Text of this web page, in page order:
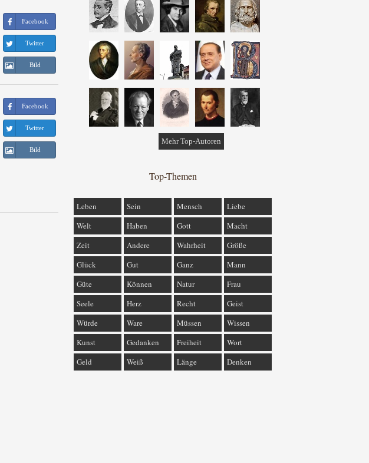
Facebook
Twitter
Bild
Facebook
Twitter
Bild
Mehr Top-Autoren
Top-Themen
Leben Sein Mensch
Liebe
Welt
Haben Gott
Macht
Zeit
Andere Wahrheit
Größe
Glück
Gut Ganz
Mann
Güte
Können Natur
Frau
Seele
Herz Recht
Geist
Würde
Ware Müssen
Wissen
Kunst
Gedanken Freiheit
Wort
Geld
Weiß Länge Denken